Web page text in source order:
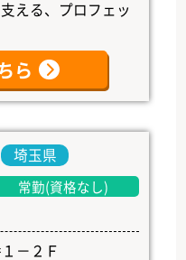
える、プロフェッ
ら
埼玉県
常勤(資格なし)
－２Ｆ